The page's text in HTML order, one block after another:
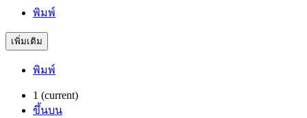
พิมพ์
เพิ่มเติม
พิมพ์
1 (current)
ขึ้นบน